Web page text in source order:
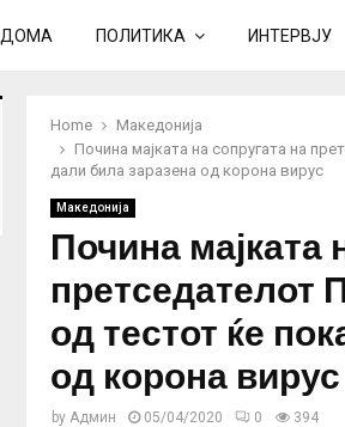
ДОМА ПОЛИТИКА ИНТЕРВЈУ
Home
Македонија
Почина мајката на сопругата на
дали била заразена од корона вирус
Македонија
Почина мајката
претседателот
од тестот ќе
од корона вирус
by Админ 05/04/2020 0 394